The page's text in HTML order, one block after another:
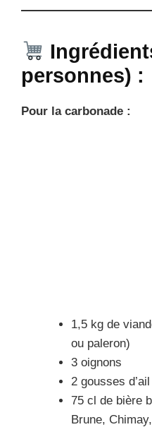
personnes) :
Pour la carbonade :
1,5 kg de
ou paleron)
3 oignons
2 gousses d’ail
75 cl de bière
Brune,